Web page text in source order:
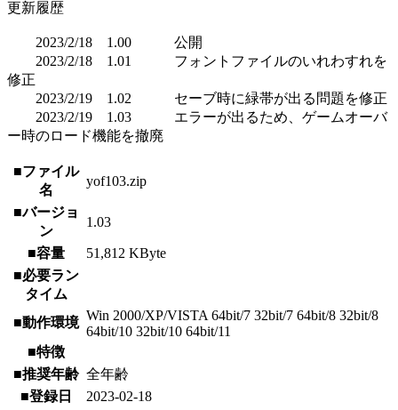
更新履歴
2023/2/18 1.00 公開
2023/2/18 1.01 フォントファイルのいれわすれを
修正
2023/2/19 1.02 セーブ時に緑帯が出る問題を修正
2023/2/19 1.03 エラーが出るため、ゲームオーバ
ー時のロード機能を撤廃
■ファイル
名
yof103.zip
■バージョ
ン
1.03
■容量
51,812 KByte
■必要ラン
タイム
■動作環境 Win 2000/XP/VISTA 64bit/7 32bit/7 64bit/8 32bit/8
64bit/10 32bit/10 64bit/11
■特徴
■推奨年齢 全年齢
■登録日
2023-02-18